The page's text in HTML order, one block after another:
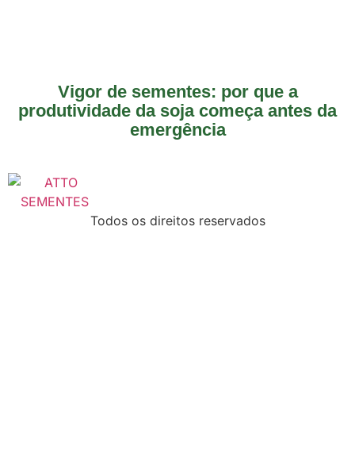
Vigor de sementes: por que a
produtividade da soja começa antes da
emergência
Todos os direitos reservados